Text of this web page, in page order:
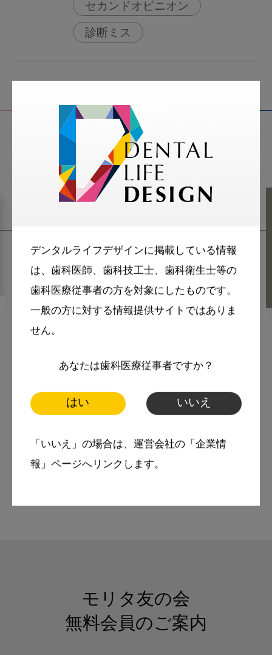
デンタルライフデザインに掲載している情報
は、歯科医師、歯科技工士、歯科衛生士等の
歯科医療従事者の方を対象にしたものです。
一般の方に対する情報提供サイトではありま
せん。
あなたは歯科医療従事者ですか？
はい いいえ
「いいえ」の場合は、運営会社の「企業情
報」ページへリンクします。
セカンドオピニオン
診断ミス
2020・8・11 コラム
医療を考える VOL.4 多職種連
とと当院の取り組みについて
スマイル＋アーカイブ
訪問歯科医療
モリタ友の会
無料会員のご案内